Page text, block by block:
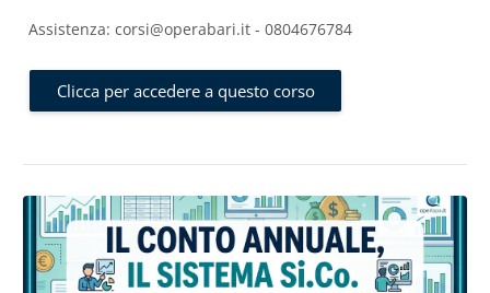
Assistenza: corsi@operabari.it - 0804676784
Clicca per accedere a questo corso